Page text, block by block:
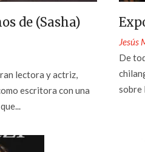
de (Sasha)
lectora y actriz,
escritora con una
Jesús
De
sobre